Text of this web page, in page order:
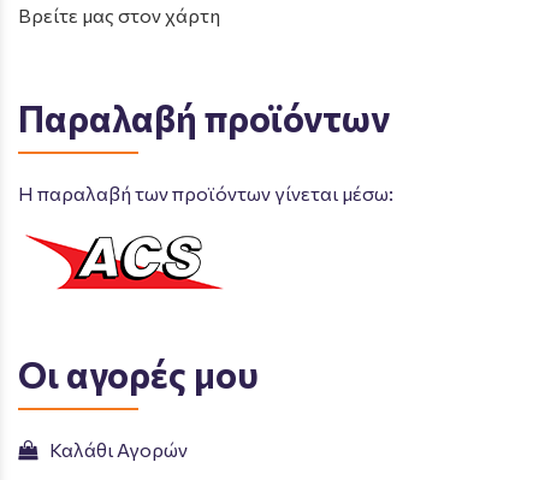
Βρείτε μας στον χάρτη
Παραλαβή προϊόντων
Η παραλαβή των προϊόντων γίνεται μέσω:
Οι αγορές μου
Καλάθι Αγορών